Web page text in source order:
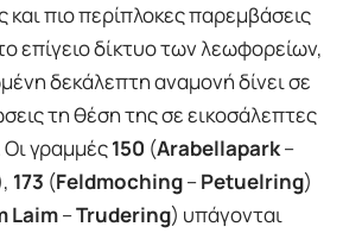
και πιο περίπλοκες παρεμβάσεις
επίγειο δίκτυο των λεωφορείων,
δεκάλεπτη αναμονή δίνει σε
τη θέση της σε εικοσάλεπτες
γραμμές150 (Arabellapark–
173 (Feldmoching–Petuelring)
Laim–Trudering) υπάγονται